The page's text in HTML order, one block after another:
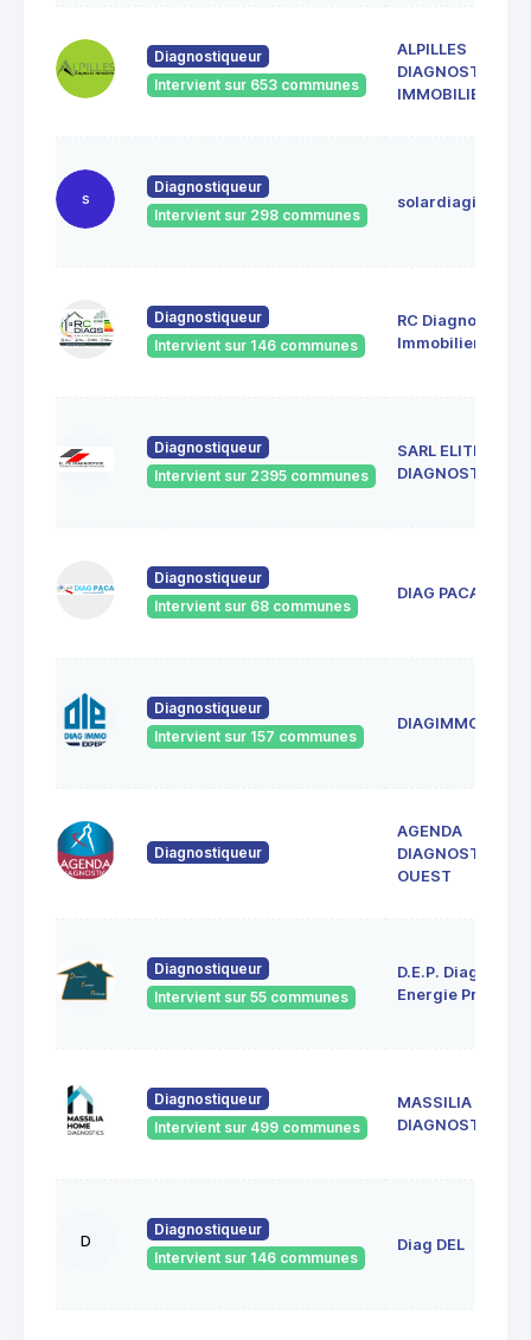
Diagnostiqueur
Intervient sur 653 communes
ALPILLES
DIAGNOSTIC
IMMOBILIER
s
Diagnostiqueur
Intervient sur 298 communes
solardiagimmo
Diagnostiqueur
Intervient sur 146 communes
RC Diagnostics
Immobilier
Diagnostiqueur
Intervient sur 2395 communes
SARL ELITE
DIAGNOSTICS
Diagnostiqueur
Intervient sur 68 communes
DIAG PACA
Diagnostiqueur
Intervient sur 157 communes
Diagnostiqueur
AGENDA
DIAGNOSTICS 13
OUEST
Diagnostiqueur
Intervient sur 55 communes
D.E.P. Diagnostic
Energie
Diagnostiqueur
Intervient sur 499 communes
MASSILIA HOME
DIAGNOSTICS
D
Diagnostiqueur
Intervient sur 146 communes
Diag DEL